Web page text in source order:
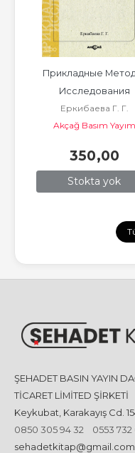
Stokta yok
Прикладные
Исследования
Еркибаева Г. Г.
Akçağ Basım Yayım
350,00
ŞEHADET BASIN YAYIN
TİCARET LİMİTED ŞİRKETİ
Keykubat, Karakayış Cd.
0850 305 94 32
0553 732
sehadetkitap@gmail.com